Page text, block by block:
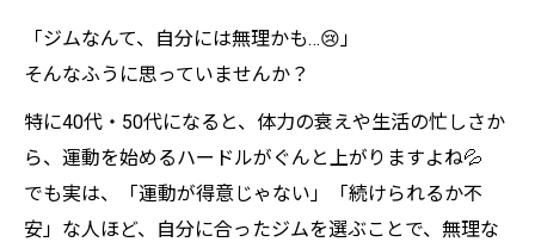
「ジムなんて、自分には無理かも…😢」
そんなふうに思っていませんか？
特に40代・50代になると、体力の衰えや生活の忙しさか
ら、運動を始めるハードルがぐんと上がりますよね💦
でも実は、「運動が得意じゃない」「続けられるか不
安」な人ほど、自分に合ったジムを選ぶことで、無理な